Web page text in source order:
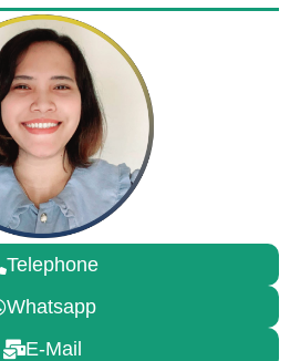
Telephone
Whatsapp
E-Mail